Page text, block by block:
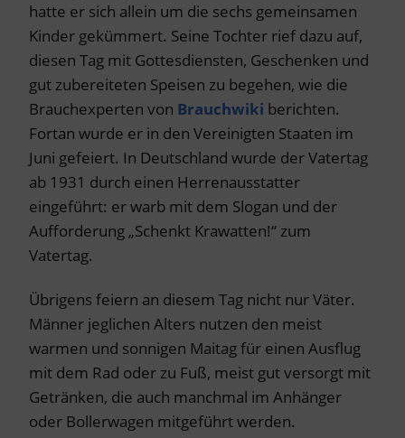
hatte er sich allein um die sechs gemeinsamen
Kinder gekümmert. Seine Tochter rief dazu auf,
diesen Tag mit Gottesdiensten, Geschenken und
gut zubereiteten Speisen zu begehen, wie die
Brauchexperten von Brauchwiki berichten.
Fortan wurde er in den Vereinigten Staaten im
Juni gefeiert. In Deutschland wurde der Vatertag
ab 1931 durch einen Herrenausstatter
eingeführt: er warb mit dem Slogan und der
Aufforderung „Schenkt Krawatten!“ zum
Vatertag.
Übrigens feiern an diesem Tag nicht nur Väter.
Männer jeglichen Alters nutzen den meist
warmen und sonnigen Maitag für einen Ausflug
mit dem Rad oder zu Fuß, meist gut versorgt mit
Getränken, die auch manchmal im Anhänger
oder Bollerwagen mitgeführt werden.